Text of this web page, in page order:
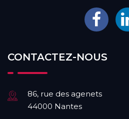
CONTACTEZ-NOUS
86, rue des agenets
44000 Nantes